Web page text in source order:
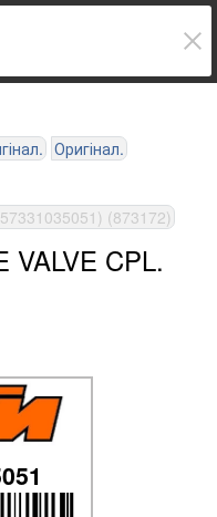
Оригінал.
(873172)
VALVE CPL.